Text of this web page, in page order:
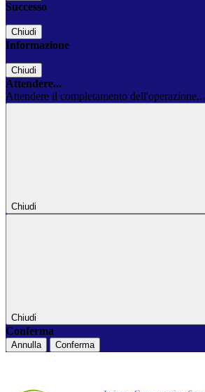
Successo
Chiudi
Informazione
Chiudi
Attendere...
Attendere il completamento dell'operazione...
Chiudi
Chiudi
Conferma
Annulla Conferma